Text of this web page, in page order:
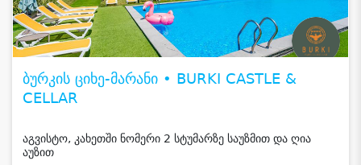
ბურკის ციხე-მარანი • BURKI CASTLE &
CELLAR
აგვისტო, კახეთში ნომერი 2 სტუმარზე საუზმით და ღია
აუზით